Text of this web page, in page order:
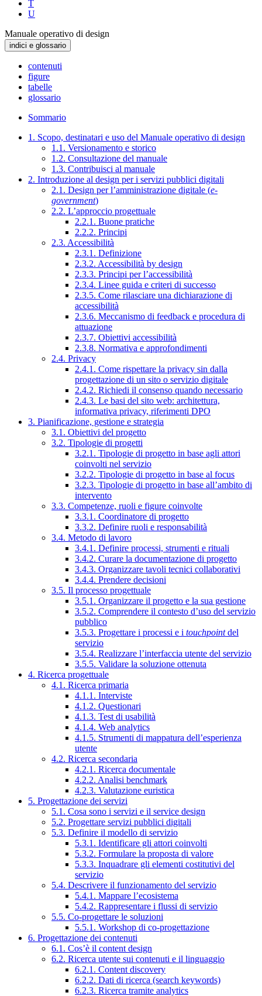
T
U
Manuale operativo di design
indici e glossario
contenuti
figure
tabelle
glossario
Sommario
1. Scopo, destinatari e uso del Manuale operativo di design
1.1. Versionamento e storico
1.2. Consultazione del manuale
1.3. Contribuisci al manuale
2. Introduzione al design per i servizi pubblici digitali
2.1. Design per l’amministrazione digitale (e-
government)
2.2. L’approccio progettuale
2.2.1. Buone pratiche
2.2.2. Principi
2.3. Accessibilità
2.3.1. Definizione
2.3.2. Accessibilità by design
2.3.3. Principi per l’accessibilità
2.3.4. Linee guida e criteri di successo
2.3.5. Come rilasciare una dichiarazione di
accessibilità
2.3.6. Meccanismo di feedback e procedura di
attuazione
2.3.7. Obiettivi accessibilità
2.3.8. Normativa e approfondimenti
2.4. Privacy
2.4.1. Come rispettare la privacy sin dalla
progettazione di un sito o servizio digitale
2.4.2. Richiedi il consenso quando necessario
2.4.3. Le basi del sito web: architettura,
informativa privacy, riferimenti DPO
3. Pianificazione, gestione e strategia
3.1. Obiettivi del progetto
3.2. Tipologie di progetti
3.2.1. Tipologie di progetto in base agli attori
coinvolti nel servizio
3.2.2. Tipologie di progetto in base al focus
3.2.3. Tipologie di progetto in base all’ambito di
intervento
3.3. Competenze, ruoli e figure coinvolte
3.3.1. Coordinatore di progetto
3.3.2. Definire ruoli e responsabilità
3.4. Metodo di lavoro
3.4.1. Definire processi, strumenti e rituali
3.4.2. Curare la documentazione di progetto
3.4.3. Organizzare tavoli tecnici collaborativi
3.4.4. Prendere decisioni
3.5. Il processo progettuale
3.5.1. Organizzare il progetto e la sua gestione
3.5.2. Comprendere il contesto d’uso del servizio
pubblico
3.5.3. Progettare i processi e i touchpointdel
servizio
3.5.4. Realizzare l’interfaccia utente del servizio
3.5.5. Validare la soluzione ottenuta
4. Ricerca progettuale
4.1. Ricerca primaria
4.1.1. Interviste
4.1.2. Questionari
4.1.3. Test di usabilità
4.1.4. Web analytics
4.1.5. Strumenti di mappatura dell’esperienza
utente
4.2. Ricerca secondaria
4.2.1. Ricerca documentale
4.2.2. Analisi benchmark
4.2.3. Valutazione euristica
5. Progettazione dei servizi
5.1. Cosa sono i servizi e il service design
5.2. Progettare servizi pubblici digitali
5.3. Definire il modello di servizio
5.3.1. Identificare gli attori coinvolti
5.3.2. Formulare la proposta di valore
5.3.3. Inquadrare gli elementi costitutivi del
servizio
5.4. Descrivere il funzionamento del servizio
5.4.1. Mappare l’ecosistema
5.4.2. Rappresentare i flussi di servizio
5.5. Co-progettare le soluzioni
5.5.1. Workshop di co-progettazione
6. Progettazione dei contenuti
6.1. Cos’è il content design
6.2. Ricerca utente sui contenuti e il linguaggio
6.2.1. Content discovery
6.2.2. Dati di ricerca (search keywords)
6.2.3. Ricerca tramite analytics